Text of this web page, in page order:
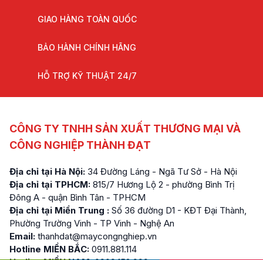
GIAO HÀNG TOÀN QUỐC
BẢO HÀNH CHÍNH HÃNG
HỖ TRỢ KỸ THUẬT 24/7
CÔNG TY TNHH SẢN XUẤT THƯƠNG MẠI VÀ
CÔNG NGHIỆP THÀNH ĐẠT
Địa chỉ tại Hà Nội: 34 Đường Láng - Ngã Tư Sở - Hà Nội
Địa chỉ tại TPHCM: 815/7 Hương Lộ 2 - phường Bình Trị
Đông A - quận Bình Tân - TPHCM
Địa chỉ tại Miền Trung : Số 36 đường D1 - KĐT Đại Thành,
Phường Trường Vinh - TP Vinh - Nghệ An
Email: thanhdat@maycongnghiep.vn
Hotline MIỀN BẮC: 0911.881.114